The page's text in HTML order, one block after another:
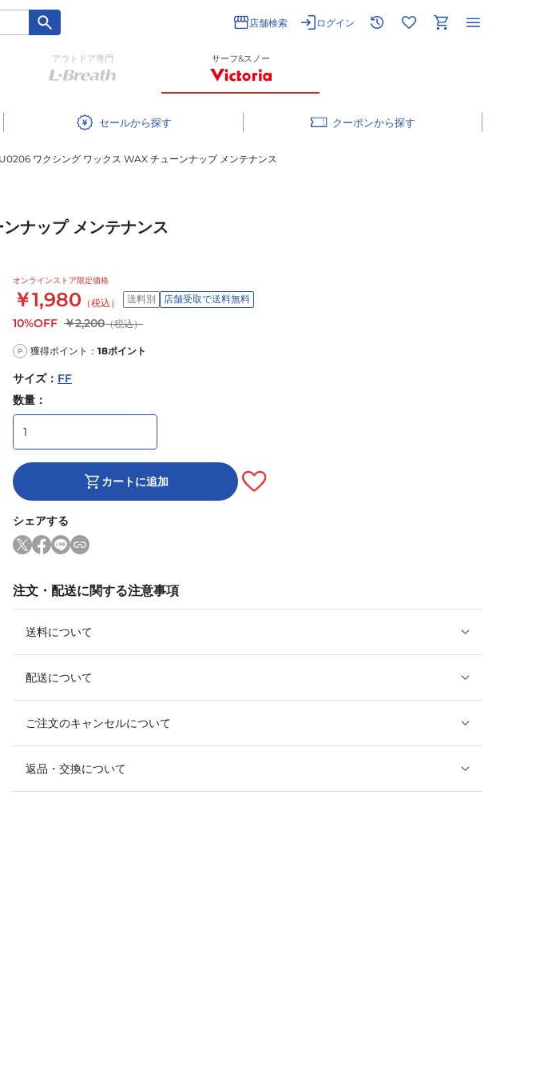
店舗検索 ログイン
アウトドア専門 サーフ&スノー
セール クーポン
ワクシング ワックス WAX チューンナップ メンテナンス
ナップ メンテナンス
オンラインストア限定価格
￥1,980 （税込） 送料別 店舗受取で送料無料
10%OFF ￥2,200（税込）
P 獲得ポイント： 18ポイント
サイズ： FF
数量：
カートに追加
シェアする
注文・配送に関する注意事項
送料について
配送について
ご注文のキャンセルについて
返品・交換について